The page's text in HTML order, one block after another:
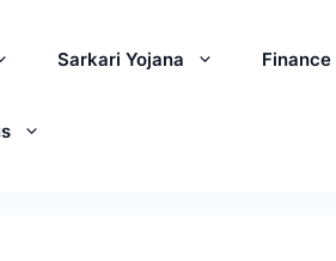
Sarkari Yojana Finance